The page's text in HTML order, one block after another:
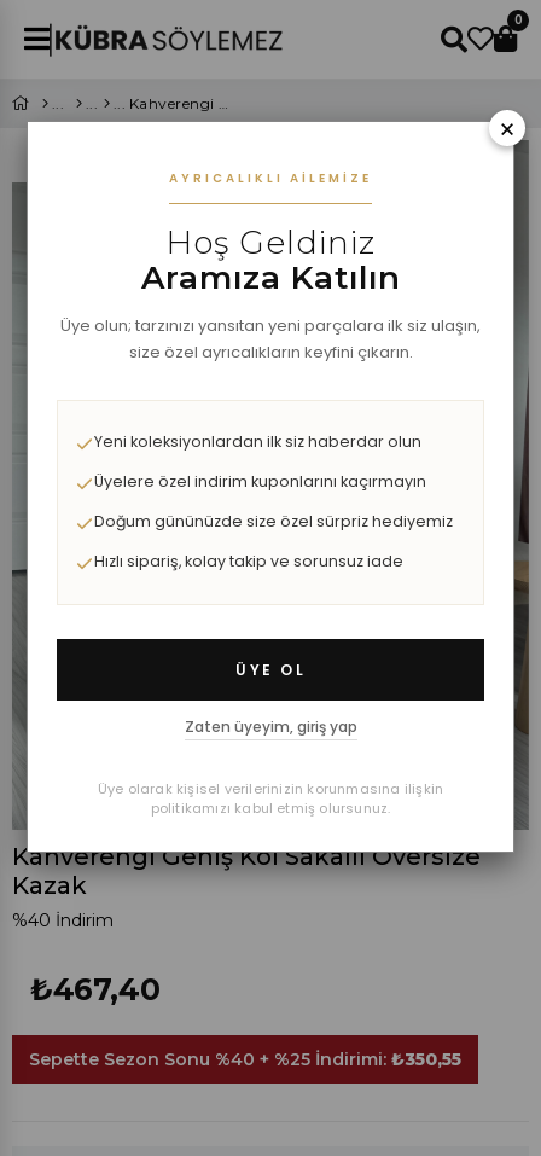
0
Kahverengi Geniş Kol Sakallı Oversize Kazak
Kahverengi Geniş Kol Sakallı Oversize
Kazak
%40 İndirim
₺467,40
Sepette Sezon Sonu %40 + %25 İndirimi: ₺350,55
×
AYRICALIKLI AILEMIZE
Hoş Geldiniz
Aramıza Katılın
Üye olun; tarzınızı yansıtan yeni parçalara ilk siz ulaşın,
size özel ayrıcalıkların keyfini çıkarın.
Yeni koleksiyonlardan ilk siz haberdar olun
Üyelere özel indirim kuponlarını kaçırmayın
Doğum gününüzde size özel sürpriz hediyemiz
Hızlı sipariş, kolay takip ve sorunsuz iade
ÜYE OL
Zaten üyeyim, giriş yap
Üye olarak kişisel verilerinizin korunmasına ilişkin
politikamızı kabul etmiş olursunuz.